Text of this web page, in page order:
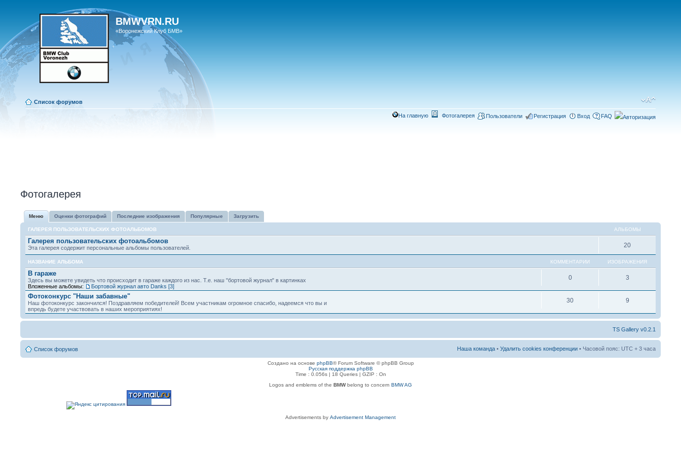
BMWVRN.RU
«Воронежский Клуб БМВ»
Список форумов
На главную Фотогалерея Пользователи Регистрация Вход FAQ
Фотогалерея
Меню Оценки фотографий Последние изображения Популярные Загрузить
ГАЛЕРЕЯ ПОЛЬЗОВАТЕЛЬСКИХ ФОТОАЛЬБОМОВ АЛЬБОМЫ
Галерея пользовательских фотоальбомов
Эта галерея содержит персональные альбомы пользователей. 20
НАЗВАНИЕ АЛЬБОМА ИЗОБРАЖЕНИЯ
КОММЕНТАРИИ
В гараже
Здесь вы можете увидеть что происходит в гараже каждого из нас. Т.е. наш "бортовой журнал" в картинках
Вложенные альбомы:
Бортовой журнал авто Danks [3]
3
0
Фотоконкурс "Наши забавные"
Наш фотоконкурс закончился! Поздравляем победителей! Всем участникам огромное спасибо, надеемся что вы и
впредь будете участвовать в наших мероприятиях!
9
30
TS Gallery v0.2.1
Список форумов Наша команда • Удалить cookies конференции • Часовой пояс: UTC + 3 часа
Создано на основе phpBB® Forum Software © phpBB Group
Русская поддержка phpBB
Time : 0.056s | 18 Queries | GZIP : On
Logos and emblems of the BMWbelong to concern BMW AG
Advertisements by Advertisement Management